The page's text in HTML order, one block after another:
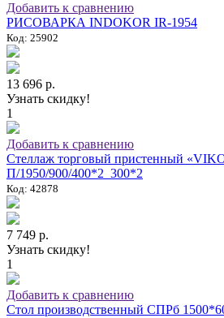
Добавить к сравнению
РИСОВАРКА INDOKOR IR-1954
Код: 25902
13 696 р.
Узнать скидку!
1
Добавить к сравнению
Стеллаж торговый пристенный
П/1950/900/400*2_300*2
Код: 42878
7 749 р.
Узнать скидку!
1
Добавить к сравнению
Стол производственный СПРб